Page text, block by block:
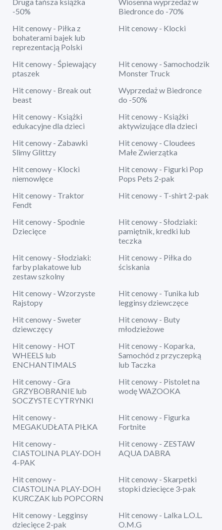
-50%
Biedronce do -70%
Hit cenowy - Piłka z
bohaterami bajek lub
reprezentacją Polski
Hit cenowy - Klocki
Hit cenowy - Śpiewający
ptaszek
Hit cenowy - Samochodzik
Monster Truck
Hit cenowy - Break out
beast
Wyprzedaż w Biedronce
do -50%
Hit cenowy - Książki
edukacyjne dla dzieci
Hit cenowy - Książki
aktywizujące dla dzieci
Hit cenowy - Zabawki
Slimy Glittzy
Hit cenowy - Cloudees
Małe Zwierzątka
Hit cenowy - Klocki
niemowlęce
Hit cenowy - Figurki Pop
Pops Pets 2-pak
Hit cenowy - Traktor
Fendt
Hit cenowy - T-shirt 2-pak
Hit cenowy - Spodnie
Dziecięce
Hit cenowy - Słodziaki:
pamiętnik, kredki lub
teczka
Hit cenowy - Słodziaki:
farby plakatowe lub
zestaw szkolny
Hit cenowy - Piłka do
ściskania
Hit cenowy - Wzorzyste
Rajstopy
Hit cenowy - Tunika lub
legginsy dziewczęce
Hit cenowy - Sweter
dziewczęcy
Hit cenowy - Buty
młodzieżowe
Hit cenowy - HOT
WHEELS lub
ENCHANTIMALS
Hit cenowy - Koparka,
Samochód z przyczepką
lub Taczka
Hit cenowy - Gra
GRZYBOBRANIE lub
SOCZYSTE CYTRYNKI
Hit cenowy - Pistolet na
wodę WAZOOKA
Hit cenowy -
MEGAKUDŁATA PIŁKA
Hit cenowy - Figurka
Fortnite
Hit cenowy -
CIASTOLINA PLAY-DOH
4-PAK
Hit cenowy - ZESTAW
AQUA DABRA
Hit cenowy -
CIASTOLINA PLAY-DOH
KURCZAK lub POPCORN
Hit cenowy - Skarpetki
stopki dziecięce 3-pak
Hit cenowy - Legginsy
dziecięce 2-pak
Hit cenowy - Lalka L.O.L.
O.M.G